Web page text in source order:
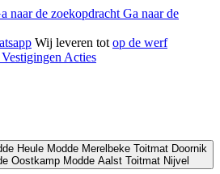
naar de zoekopdracht Ga naar de
Wij leveren tot op de werf
Vestigingen Acties
Heule Modde Merelbeke Toitmat Doornik
Oostkamp Modde Aalst Toitmat Nijvel